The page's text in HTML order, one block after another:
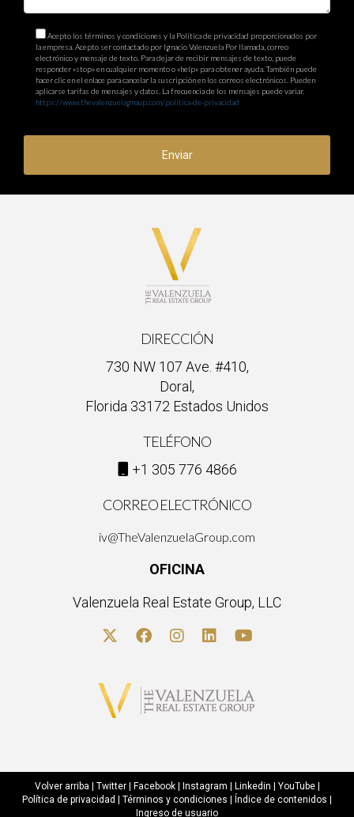
Acepto los términos y condiciones y la Política de privacidad proporcionados por
la empresa. Acepto ser contactado por Ignacio Valenzuela Por llamada, correo
electrónico y mensaje de texto. Para dejar de recibir mensajes de texto, puede
responder «stop» en cualquier momento o «help» para obtener ayuda. También puede
hacer clic en el enlace para cancelar la suscripción en los correos electrónicos. Pueden
aplicarse tarifas de mensajes y datos. La frecuencia de los mensajes puede variar.
https://www.thevalenzuelagroup.com/politica-de-privacidad
Enviar
DIRECCIÓN
730 NW 107 Ave. #410,
Doral,
Florida 33172 Estados Unidos
TELÉFONO
+1 305 776 4866
CORREO ELECTRÓNICO
iv@TheValenzuelaGroup.com
OFICINA
Valenzuela Real Estate Group, LLC
Volver arriba Twitter| Facebook| Instagram Linkedin YouTube|
Política de privacidad
Términos y condiciones Índice de contenidos
Ingreso de usuario